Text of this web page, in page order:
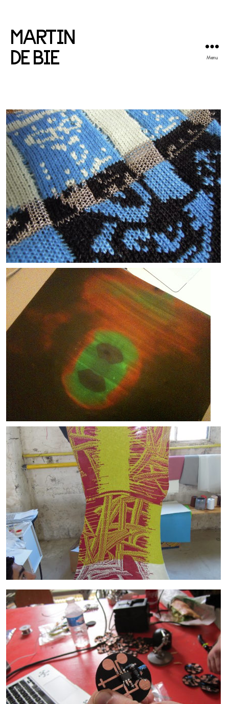
MARTIN
DE BIE
Menu